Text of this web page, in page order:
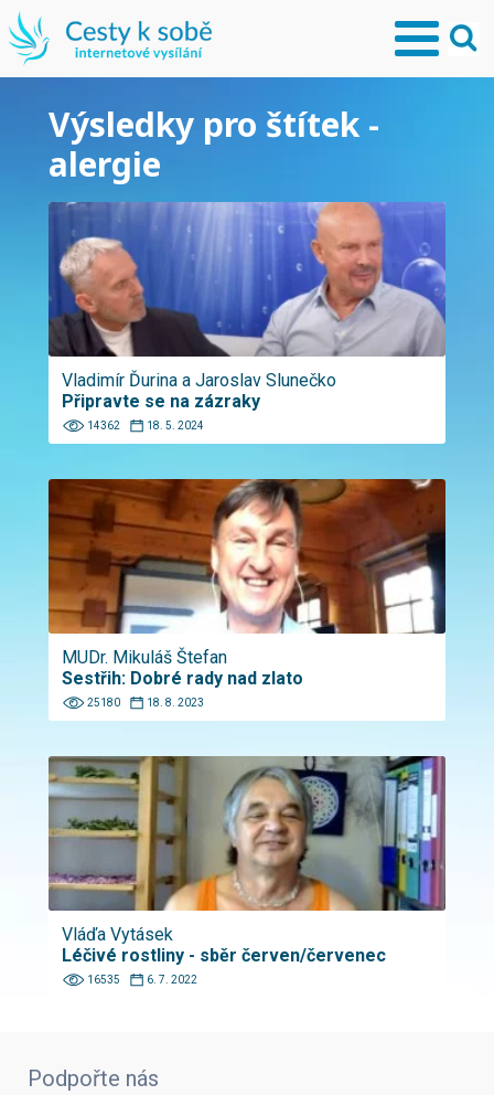
Výsledky pro štítek -
alergie
Vladimír Ďurina a Jaroslav Slunečko
Připravte se na zázraky
14362 18. 5. 2024
MUDr. Mikuláš Štefan
Sestřih: Dobré rady nad zlato
25180 18. 8. 2023
Vláďa Vytásek
Léčivé rostliny - sběr červen/červenec
16535 6. 7. 2022
Podpořte nás